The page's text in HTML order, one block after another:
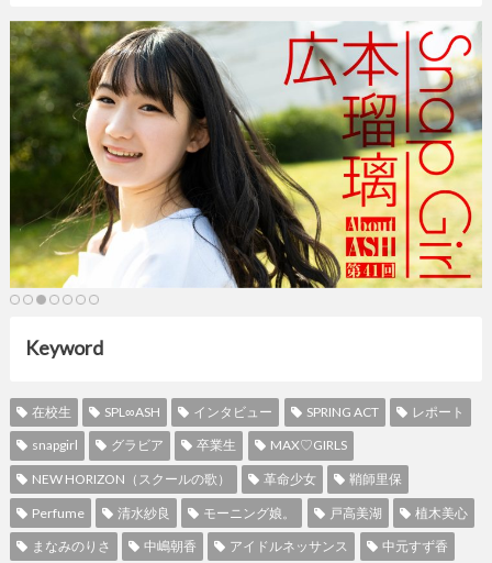
Keyword
在校生 SPL∞ASH インタビュー SPRING ACT レポート
snapgirl グラビア 卒業生 MAX♡GIRLS
NEW HORIZON（スクールの歌） 革命少女 鞘師里保
Perfume 清水紗良 モーニング娘。 戸高美湖 植木美心
まなみのりさ 中嶋朝香 アイドルネッサンス 中元すず香